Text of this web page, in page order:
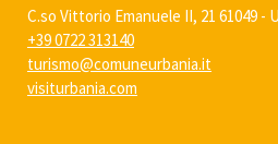
C.so Vittorio Emanuele II, 21 61049 -
+39 0722 313140
turismo@comuneurbania.it
visiturbania.com